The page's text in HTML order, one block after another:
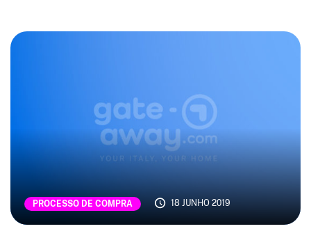
PROCESSO DE COMPRA 18 JUNHO 2019